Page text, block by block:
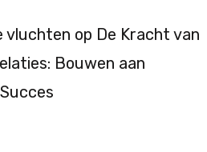
vluchten op De Kracht van
Bouwen aan